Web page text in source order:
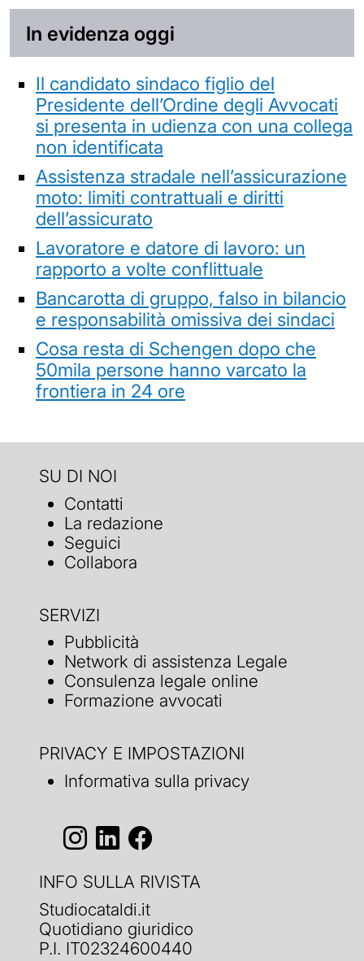
In evidenza oggi
Il candidato sindaco figlio del
Presidente dell’Ordine degli Avvocati
si presenta in udienza con una collega
non identificata
Assistenza stradale nell’assicurazione
moto: limiti contrattuali e diritti
dell’assicurato
Lavoratore e datore di lavoro: un
rapporto a volte conflittuale
Bancarotta di gruppo, falso in bilancio
e responsabilità omissiva dei sindaci
Cosa resta di Schengen dopo che
50mila persone hanno varcato la
frontiera in 24 ore
SU DI NOI
Contatti
La redazione
Seguici
Collabora
SERVIZI
Pubblicità
Network di assistenza Legale
Consulenza legale online
Formazione avvocati
PRIVACY E IMPOSTAZIONI
Informativa sulla privacy
INFO SULLA RIVISTA
Studiocataldi.it
Quotidiano giuridico
P.I. IT02324600440